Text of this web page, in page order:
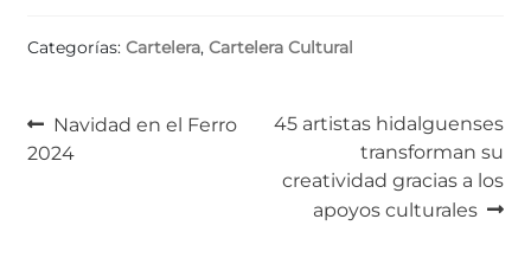
Categorías: Cartelera, Cartelera Cultural
Navegación
Anterior:
Navidad en el Ferro
2024
Siguiente:
45 artistas hidalguenses
transforman su
creatividad gracias a los
apoyos culturales